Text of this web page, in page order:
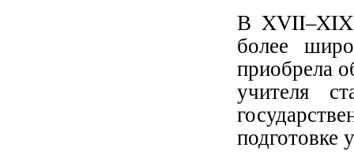
В XVII–XIX
более
приобрела
учителя
подготовке